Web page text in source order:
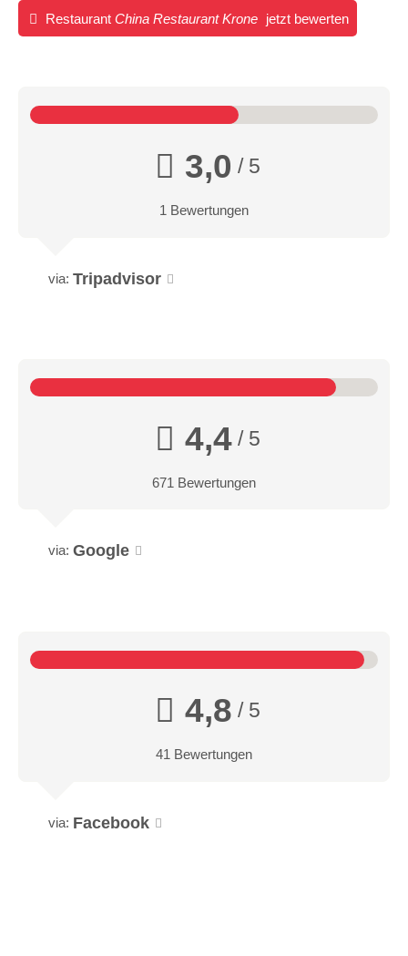
Restaurant China Restaurant Krone jetzt bewerten
3,0 / 5
1 Bewertungen
via: Tripadvisor
4,4/ 5
671 Bewertungen
via: Google
4,8 / 5
41 Bewertungen
via: Facebook